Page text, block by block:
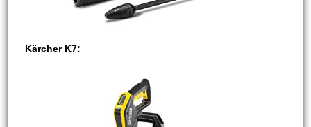
Kärcher K7: